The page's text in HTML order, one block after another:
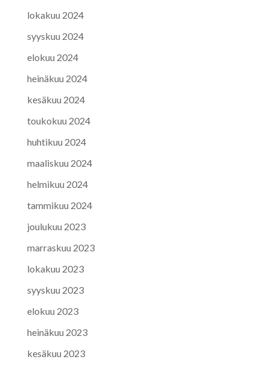
lokakuu 2024
syyskuu 2024
elokuu 2024
heinäkuu 2024
kesäkuu 2024
toukokuu 2024
huhtikuu 2024
maaliskuu 2024
helmikuu 2024
tammikuu 2024
joulukuu 2023
marraskuu 2023
lokakuu 2023
syyskuu 2023
elokuu 2023
heinäkuu 2023
kesäkuu 2023